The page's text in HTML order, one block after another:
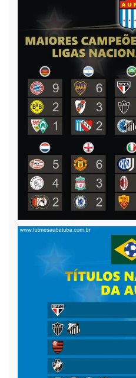
Mundial de Clubes AUFM
9 dezembro 2025
Foi realizada na
dezembro, o
temática (dadinho/
realização da 12ª
Mundial de Clubes, com [...]